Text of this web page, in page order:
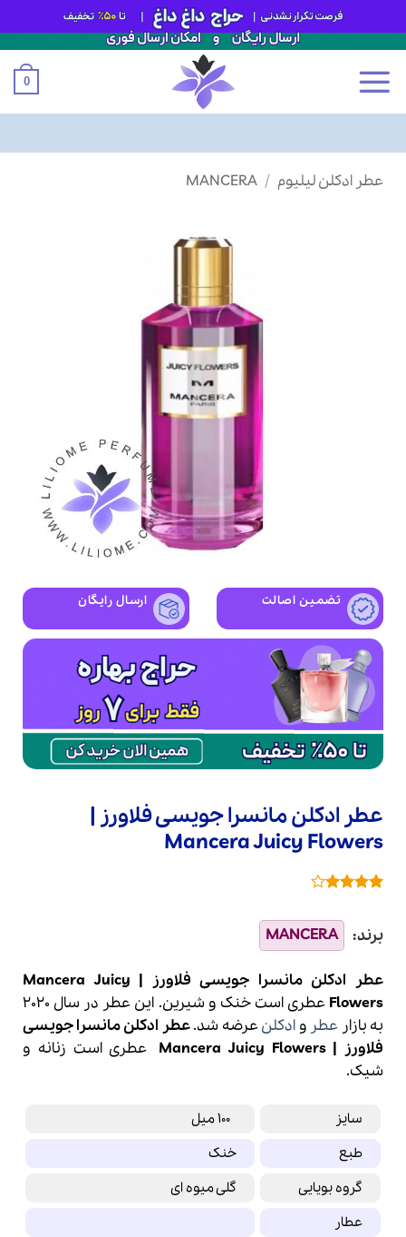
0
عطر ادکلن لیلیوم /
MANCERA
تضمین اصالت ارسال رایگان
عطر ادکلن مانسرا جویسی فلاورز |
Mancera Juicy Flowers
در
امتیازدهی
عطر ادکلن مانسرا جویسی فلاورز | Mancera Juicy
Flowers
عطری است خنک و شیرین. این عطر در سال 2020
به بازار عطر و ادکلنعرضه شد.عطر ادکلن مانسرا جویسی
فلاورز | Mancera Juicy Flowers
عطری است زنانه و
شیک.
سایز
طبع
خنک
گروه بویایی
گلی میوه ای
عطار